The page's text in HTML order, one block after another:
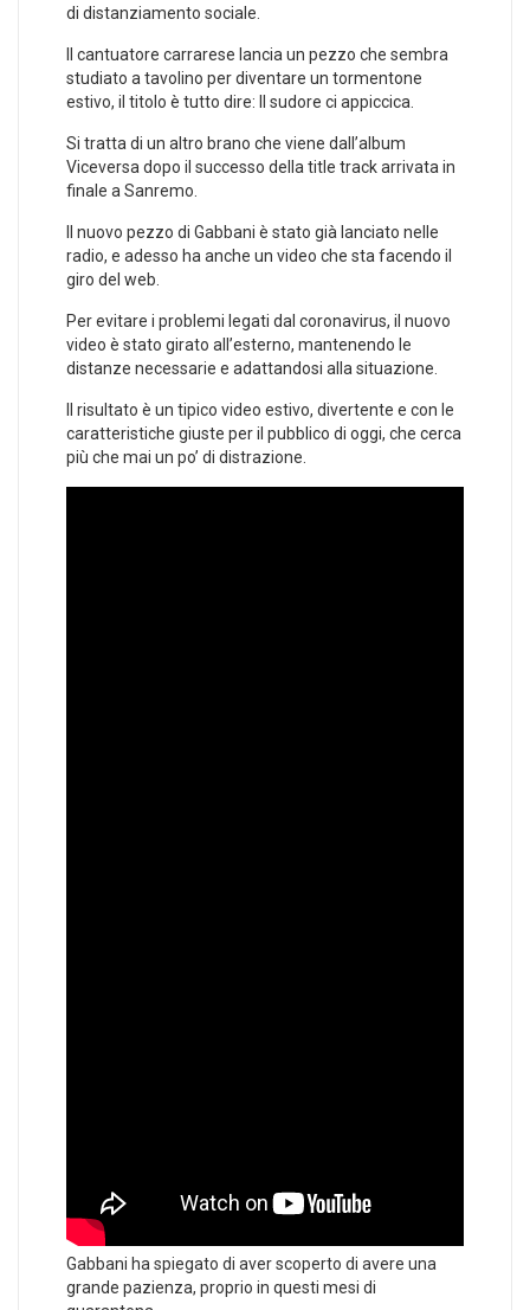
di distanziamento sociale.
Il cantuatore carrarese lancia un pezzo che sembra
studiato a tavolino per diventare un tormentone
estivo, il titolo è tutto dire: Il sudore ci appiccica.
Si tratta di un altro brano che viene dall’album
Viceversa dopo il successo della title track arrivata in
finale a Sanremo.
Il nuovo pezzo di Gabbani è stato già lanciato nelle
radio, e adesso ha anche un video che sta facendo il
giro del web.
Per evitare i problemi legati dal coronavirus, il nuovo
video è stato girato all’esterno, mantenendo le
distanze necessarie e adattandosi alla situazione.
Il risultato è un tipico video estivo, divertente e con le
caratteristiche giuste per il pubblico di oggi, che cerca
più che mai un po’ di distrazione.
Gabbani ha spiegato di aver scoperto di avere una
grande pazienza, proprio in questi mesi di